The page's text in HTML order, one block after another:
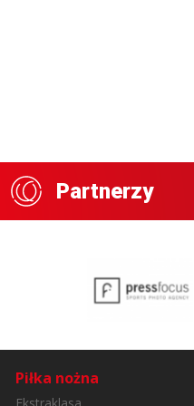
Partnerzy
Piłka nożna